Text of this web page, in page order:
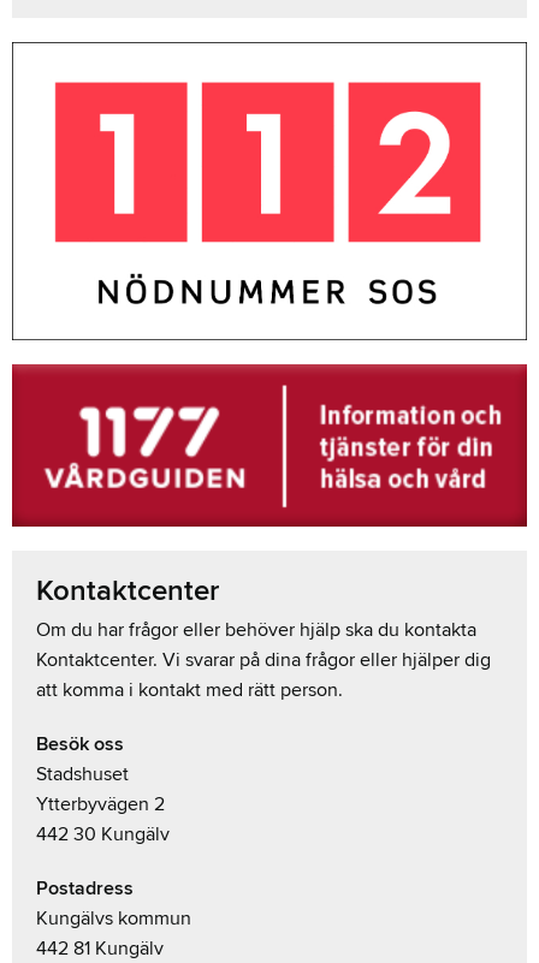
Kontaktcenter
Om du har frågor eller behöver hjälp ska du kontakta
Kontaktcenter. Vi svarar på dina frågor eller hjälper dig
att komma i kontakt med rätt person.
Besök oss
Stadshuset
Ytterbyvägen 2
442 30 Kungälv
Postadress
Kungälvs kommun
442 81 Kungälv